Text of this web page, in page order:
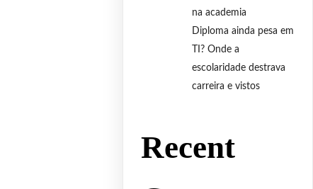
na academia
Diploma ainda pesa em
TI? Onde a
escolaridade destrava
carreira e vistos
Recent